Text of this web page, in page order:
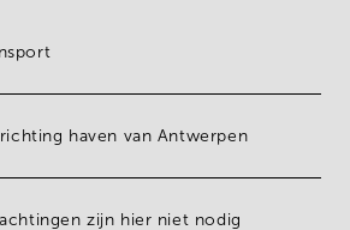
haven van Antwerpen
zijn hier niet nodig